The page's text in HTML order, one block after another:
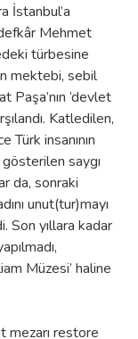
İstanbul’a
Mehmet
türbesine
mektebi, sebil
Paşa’nın ‘devlet
Katledilen,
insanının
gösterilen saygı
da, sonraki
unut(tur)mayı
Son yıllara kadar
Müzesi’ haline
mezarı restore